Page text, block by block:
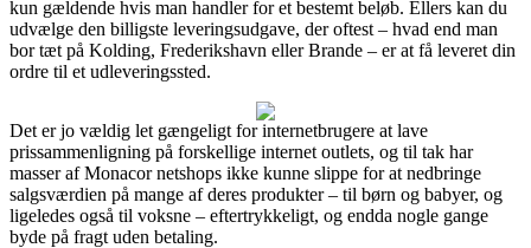
kun gældende hvis man handler for et bestemt beløb. Ellers kan du
udvælge den billigste leveringsudgave, der oftest – hvad end man
bor tæt på Kolding, Frederikshavn eller Brande – er at få leveret din
ordre til et udleveringssted.
Det er jo vældig let gængeligt for internetbrugere at lave
prissammenligning på forskellige internet outlets, og til tak har
masser af Monacor netshops ikke kunne slippe for at nedbringe
salgsværdien på mange af deres produkter – til børn og babyer, og
ligeledes også til voksne – eftertrykkeligt, og endda nogle gange
byde på fragt uden betaling.